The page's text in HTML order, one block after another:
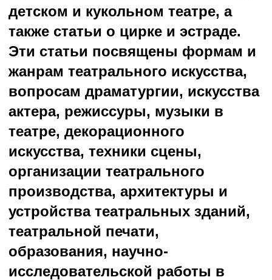
детском и кукольном театре, а
также статьи о цирке и эстраде.
Эти статьи посвящены формам и
жанрам театрального искусства,
вопросам драматургии, искусства
актера, режиссуры, музыки в
театре, декорационного
искусства, техники сцены,
организации театрального
производства, архитектуры и
устройства театральных зданий,
театральной печати,
образования, научно-
исследовательской работы в